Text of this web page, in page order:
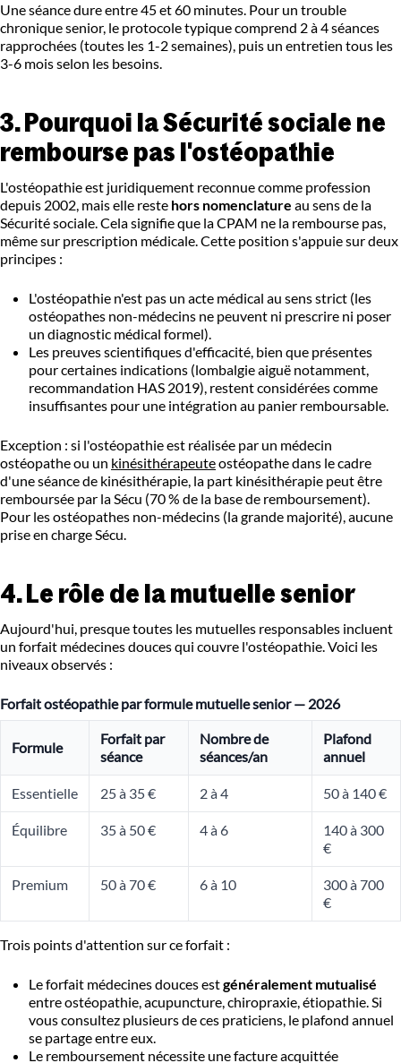
Une séance dure entre 45 et 60 minutes. Pour un trouble
chronique senior, le protocole typique comprend 2 à 4 séances
rapprochées (toutes les 1-2 semaines), puis un entretien tous les
3-6 mois selon les besoins.
3. Pourquoi la Sécurité sociale ne
rembourse pas l'ostéopathie
L'ostéopathie est juridiquement reconnue comme profession
depuis 2002, mais elle reste hors nomenclature au sens de la
Sécurité sociale. Cela signifie que la CPAM ne la rembourse pas,
même sur prescription médicale. Cette position s'appuie sur deux
principes :
L'ostéopathie n'est pas un acte médical au sens strict (les
ostéopathes non-médecins ne peuvent ni prescrire ni poser
un diagnostic médical formel).
Les preuves scientifiques d'efficacité, bien que présentes
pour certaines indications (lombalgie aiguë notamment,
recommandation HAS 2019), restent considérées comme
insuffisantes pour une intégration au panier remboursable.
Exception : si l'ostéopathie est réalisée par un médecin
ostéopathe ou un kinésithérapeuteostéopathe dans le cadre
d'une séance de kinésithérapie, la part kinésithérapie peut être
remboursée par la Sécu (70 % de la base de remboursement).
Pour les ostéopathes non-médecins (la grande majorité), aucune
prise en charge Sécu.
4. Le rôle de la mutuelle senior
Aujourd'hui, presque toutes les mutuelles responsables incluent
un forfait médecines douces qui couvre l'ostéopathie. Voici les
niveaux observés :
Forfait ostéopathie par formule mutuelle senior — 2026
Formule
Forfait par
séance
Nombre de
séances/an
Plafond
annuel
Essentielle 25 à 35 € 2 à 4 50 à 140 €
Équilibre 35 à 50 € 4 à 6
140 à 300
€
Premium 50 à 70 € 6 à 10
300 à 700
€
Trois points d'attention sur ce forfait :
Le forfait médecines douces estgénéralement mutualisé
entre ostéopathie, acupuncture, chiropraxie, étiopathie. Si
vous consultez plusieurs de ces praticiens, le plafond annuel
se partage entre eux.
Le remboursement nécessite une facture acquittée